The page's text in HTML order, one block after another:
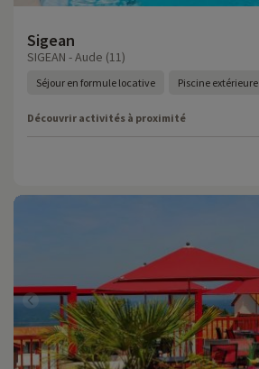
Sigean
SIGEAN - Aude (11)
Séjour en formule locative Piscine extérieure
Découvrir activités à proximité